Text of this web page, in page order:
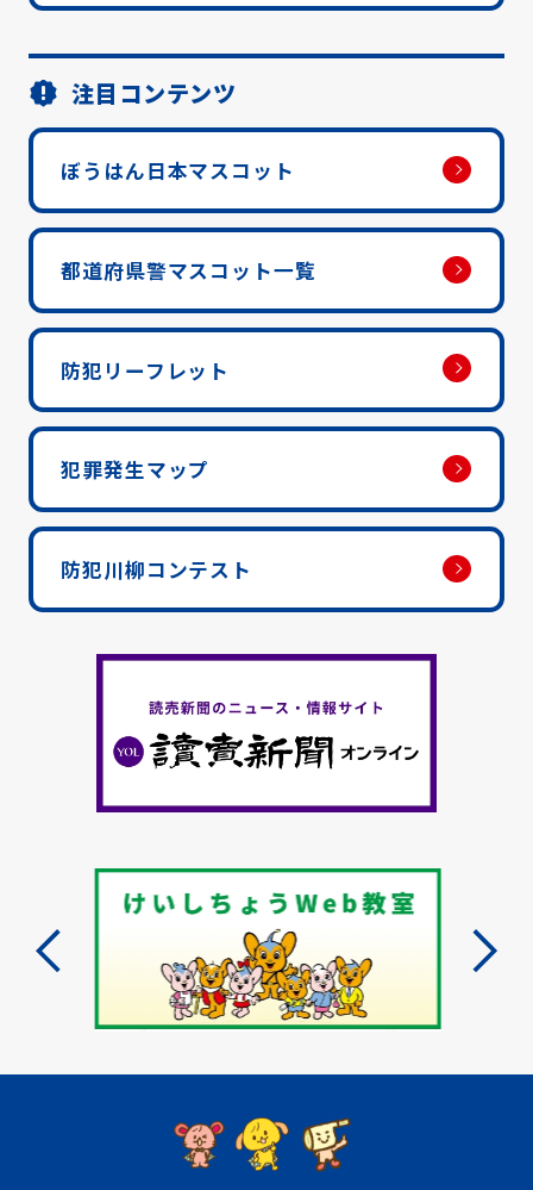
注目コンテンツ
ぼうはん日本マスコット
都道府県警マスコット一覧
防犯リーフレット
犯罪発生マップ
防犯川柳コンテスト